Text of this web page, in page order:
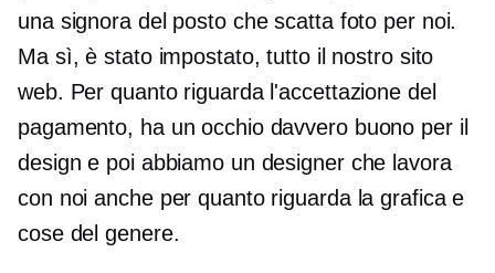
una signora del posto che scatta foto per noi.
Ma sì, è stato impostato, tutto il nostro sito
web. Per quanto riguarda l'accettazione del
pagamento, ha un occhio davvero buono per il
design e poi abbiamo un designer che lavora
con noi anche per quanto riguarda la grafica e
cose del genere.